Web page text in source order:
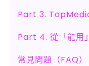
Part 3.
Part 4. 從「能用
常見問題（FAQ）